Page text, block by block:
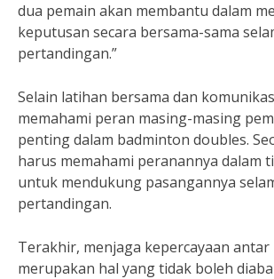
dua pemain akan membantu dalam
keputusan secara bersama-sama
pertandingan.”
Selain latihan bersama dan
memahami peran masing-masing
penting dalam badminton doubles.
harus memahami peranannya dalam
untuk mendukung pasangannya
pertandingan.
Terakhir, menjaga kepercayaan antar
merupakan hal yang tidak boleh